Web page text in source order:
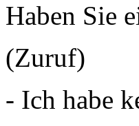
Haben Sie
(Zuruf)
- Ich habe